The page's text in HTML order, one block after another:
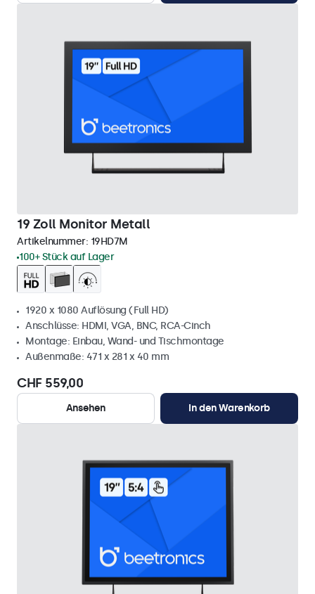
19 Zoll Monitor Metall
Artikelnummer: 19HD7M
100+ Stück auf Lager
1920 x 1080 Auflösung (Full HD)
Anschlüsse: HDMI, VGA, BNC, RCA-Cinch
Montage: Einbau, Wand- und Tischmontage
Außenmaße: 471 x 281 x 40 mm
CHF 559,00
Ansehen In den Warenkorb